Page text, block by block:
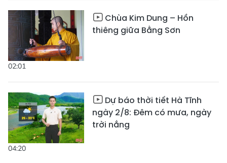
02:01
Chùa Kim Dung – Hồn
thiêng giữa Bằng Sơn
04:20
Dự báo thời tiết Hà Tĩnh
ngày 2/8: Đêm có mưa, ngày
trời nắng